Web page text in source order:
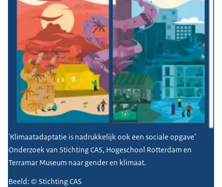
'Klimaatadaptatie is nadrukkelijk ook een sociale opgave’
Onderzoek van Stichting CAS, Hogeschool Rotterdam en
Terramar Museum naar gender en klimaat.
Beeld: © Stichting CAS